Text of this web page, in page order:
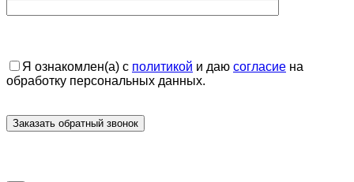
Я ознакомлен(а) с политикой и даю согласие на
обработку персональных данных.